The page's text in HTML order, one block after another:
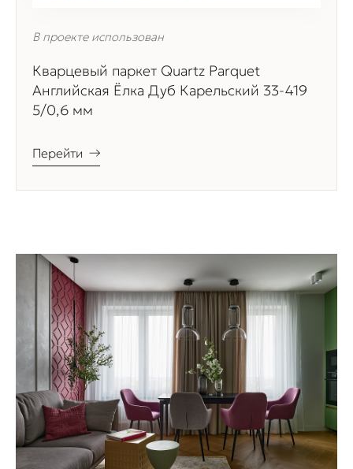
В проекте использован
Кварцевый паркет Quartz Parquet
Английская Ёлка Дуб Карельский 33-419
5/0,6 мм
Перейти →